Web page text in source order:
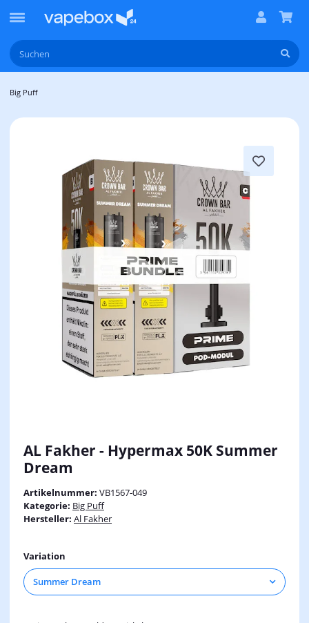
Big Puff
AL Fakher - Hypermax 50K Summer
Dream
Artikelnummer: VB1567-049
Kategorie: Big Puff
Hersteller: Al Fakher
Variation
Summer Dream